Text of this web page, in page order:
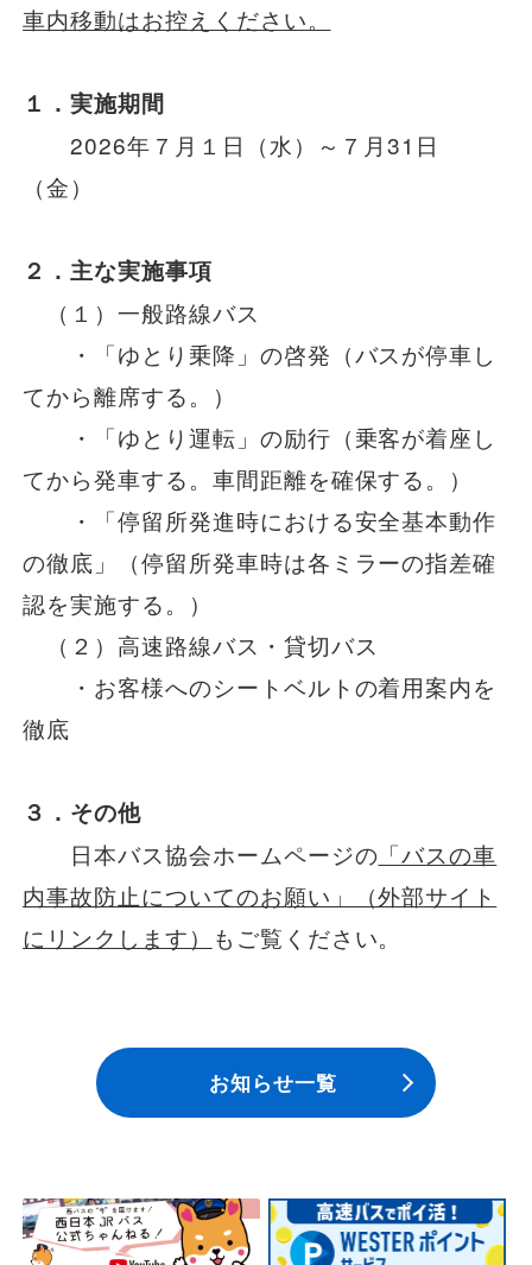
車内移動はお控えください。
１．実施期間
2026年７月１日（水）～７月31日
（金）
２．主な実施事項
（１）一般路線バス
・「ゆとり乗降」の啓発（バスが停車し
てから離席する。）
・「ゆとり運転」の励行（乗客が着座し
てから発車する。車間距離を確保する。）
・「停留所発進時における安全基本動作
の徹底」（停留所発車時は各ミラーの指差確
認を実施する。）
（２）高速路線バス・貸切バス
・お客様へのシートベルトの着用案内を
徹底
３．その他
日本バス協会ホームページの 「バスの車
内事故防止についてのお願い」（外部サイト
にリンクします） もご覧ください。
お知らせ一覧